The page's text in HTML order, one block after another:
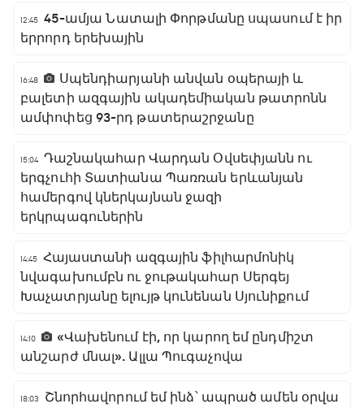
12:45 45-ամյա Նատալի Փորթմանը սպասում է իր
երրորդ երեխային
16:48
Սպենդիարյանի անվան օպերայի և
բալետի ազգային ակադեմիական թատրոնն
ամփոփեց 93-րդ թատերաշրջանը
15:04 Դաշնակահար Վարդան Օվսեփյանն ու
երգչուհի Տատիանա Պառռան երևանյան
համերգով կներկայնան ջազի
երկրպագուներին
14:45 Հայաստանի ազգային ֆիլհարմոնիկ
նվագախումբն ու ջութակահար Սերգեյ
Խաչատրյանը ելույթ կունենան Սյունիքում
14:10
«Վախենում էի, որ կարող եմ ընդմիշտ
անշարժ մնալ». Ալլա Պուգաչովա
18:03
Շնորհավորում եմ ինձ՝ ապրած ամեն օրվա